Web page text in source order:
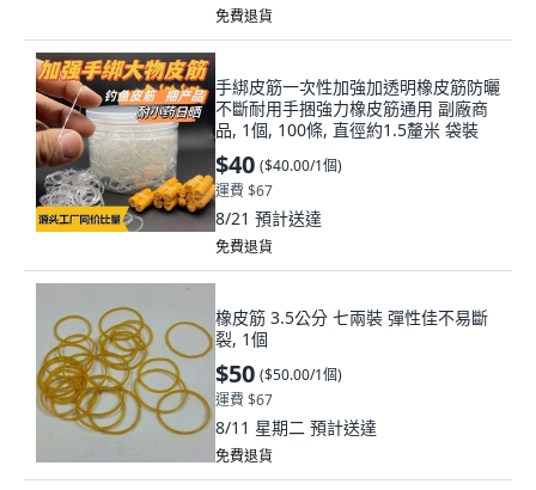
免費退貨
手綁皮筋一次性加強加透明橡皮筋防曬
不斷耐用手捆強力橡皮筋通用 副廠商
品, 1個, 100條, 直徑約1.5釐米 袋裝
$40 ($40.00/1個)
運費 $67
8/21 預計送達
免費退貨
橡皮筋 3.5公分 七兩裝 彈性佳不易斷
裂, 1個
$50 ($50.00/1個)
運費 $67
8/11 星期二 預計送達
免費退貨